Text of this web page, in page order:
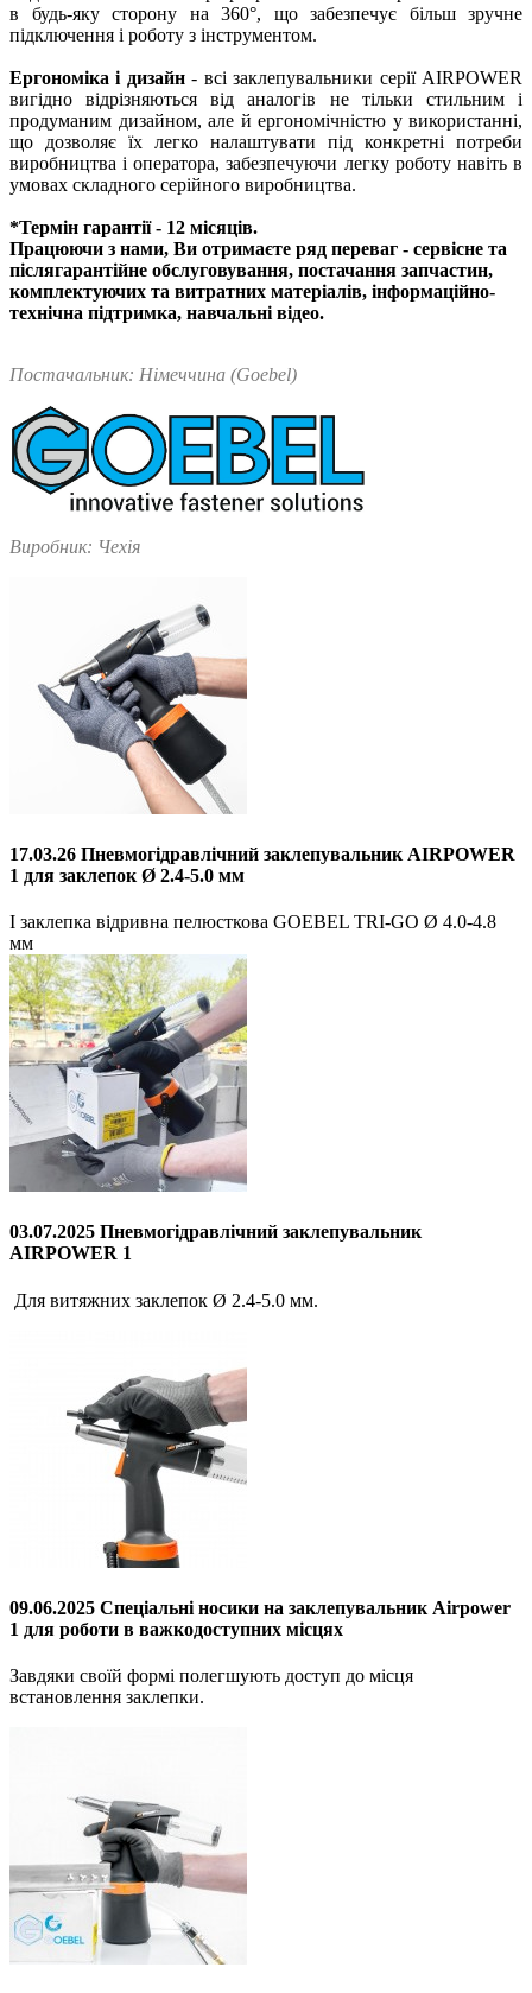
в будь-яку сторону на 360°, що забезпечує більш зручне
підключення і роботу з інструментом.
Ергономіка і дизайн- всі заклепувальники серії AIRPOWER
вигідно відрізняються від аналогів не тільки стильним і
продуманим дизайном, але й ергономічністю у використанні,
що дозволяє їх легко налаштувати під конкретні потреби
виробництва і оператора, забезпечуючи легку роботу навіть в
умовах складного серійного виробництва.
*Термін гарантії - 12 місяців.
Працюючи з нами, Ви отримаєте ряд переваг - сервісне та
післягарантійне обслуговування, постачання запчастин,
комплектуючих та витратних матеріалів, інформаційно-
технічна підтримка, навчальні відео.
Постачальник: Німеччина (Goebel)
Виробник: Чехія
17.03.26 Пневмогідравлічний заклепувальник AIRPOWER
1 для заклепок Ø 2.4-5.0 мм
І заклепка відривна пелюсткова GOEBEL TRI-GO Ø 4.0-4.8
мм
03.07.2025 Пневмогідравлічний заклепувальник
AIRPOWER 1
Для витяжних заклепок Ø 2.4-5.0 мм.
09.06.2025 Спеціальні носики на заклепувальник Airpower
1 для роботи в важкодоступних місцях
Завдяки своїй формі полегшують доступ до місця
встановлення заклепки.